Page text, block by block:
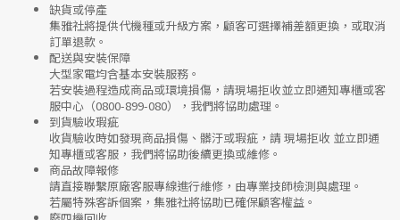
缺貨或停產
集雅社將提供代機種或升級方案 ，顧客可選擇補差額更換，或取消
訂單退款。
配送與安裝保障
大型家電均含基本安裝服務。
若安裝過程造成商品或環境損傷，請現場拒收並立即通知專櫃或客
服中心 （0800-899-080），我們將協助處理。
到貨驗收瑕疵
收貨驗收時如發現商品損傷、髒汙或瑕疵 ，請 現場拒收 並立即通
知專櫃或客服，我們將協助後續更換或維修。
商品故障報修
請直接聯繫原廠客服專線進行維修，由專業技師檢測與處理。
若屬特殊客訴個案，集雅社將協助已確保顧客權益。